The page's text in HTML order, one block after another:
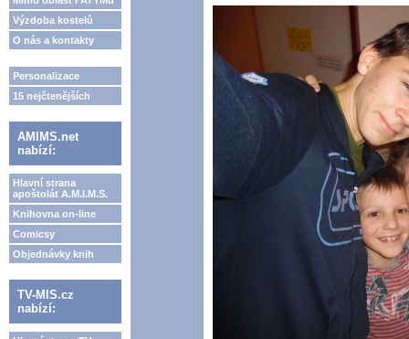
Výzdoba kostelů
O nás a kontakty
Personalizace
15 nejčtenějších
AMIMS.net
nabízí:
Hlavní strana
apoštolát A.M.I.M.S.
Knihovna on-line
Comicsy
Objednávky knih
TV-MIS.cz
nabízí: